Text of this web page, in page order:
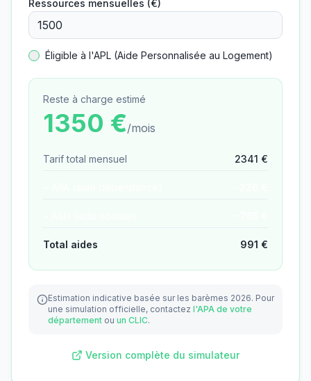
Ressources mensuelles (€)
Éligible à l'APL (Aide Personnalisée au Logement)
Reste à charge estimé
1350 €/mois
Tarif total mensuel 2341 €
Total aides 991 €
Estimation indicative basée sur les barèmes 2026. Pour
une simulation officielle, contactez l'APA de votre
département ou un CLIC.
Version complète du simulateur